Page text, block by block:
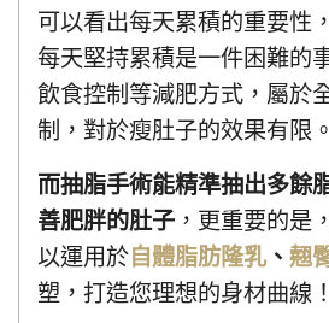
可以看出每天累積的重要性
每天堅持累積是一件困難的
飲食控制等減肥方式，屬於
制，對於瘦肚子的效果有限。
而抽脂手術能精準抽出多餘
善肥胖的肚子 ，更重要的是
以運用於 自體脂肪隆乳、 翹
塑，打造您理想的身材曲線！